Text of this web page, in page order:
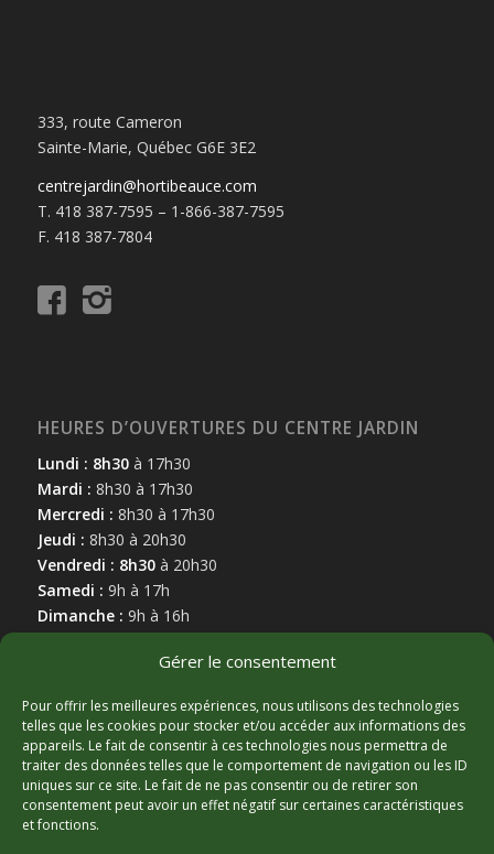
Gérer le consentement
Pour offrir les meilleures expériences, nous utilisons des technologies
telles que les cookies pour stocker et/ou accéder aux informations des
appareils. Le fait de consentir à ces technologies nous permettra de
traiter des données telles que le comportement de navigation ou les ID
uniques sur ce site. Le fait de ne pas consentir ou de retirer son
consentement peut avoir un effet négatif sur certaines caractéristiques
et fonctions.
333, route Cameron
Sainte-Marie, Québec G6E 3E2
centrejardin@hortibeauce.com
T. 418 387-7595 – 1-866-387-7595
F. 418 387-7804
HEURES D’OUVERTURES DU CENTRE JARDIN
Lundi : 8h30à 17h30
Mardi : 8h30 à 17h30
Mercredi : 8h30 à 17h30
Jeudi : 8h30 à 20h30
Vendredi : 8h30à 20h30
Samedi : 9h à 17h
Dimanche : 9h à 16h
MARCHAND AFFILIÉ